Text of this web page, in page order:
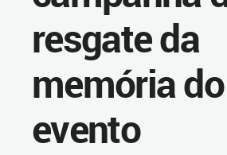
resgate da
memória do
evento